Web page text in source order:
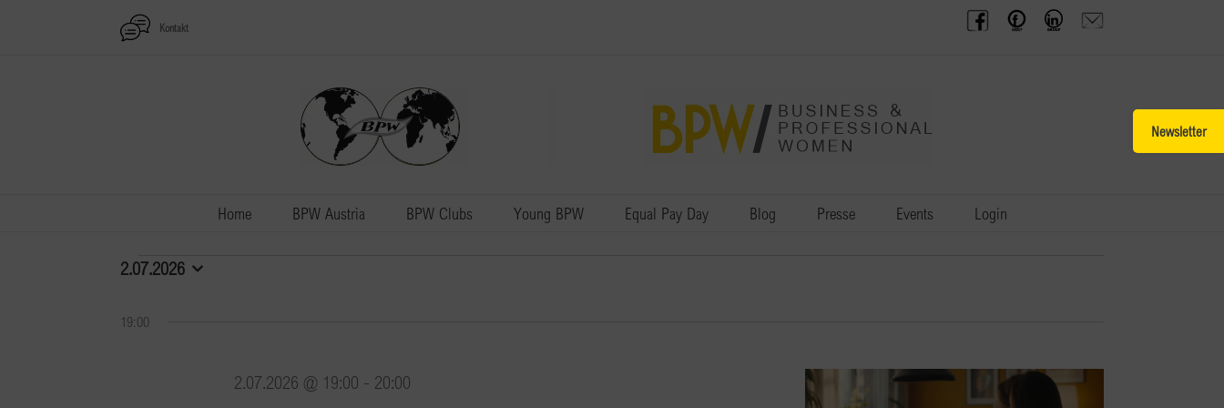
Kontakt
BPW
Austria
Offenes
Frauennetzwerk
BPW
Gruppe
Anfrage
schicken
Home BPW Austria BPW Clubs Young BPW Equal Pay Day Blog Presse Events Login
Veranstaltungen
für
2.07.2026
2.07.2026
19:00
2.07.2026 @ 19:00 - 20:00
Sliding